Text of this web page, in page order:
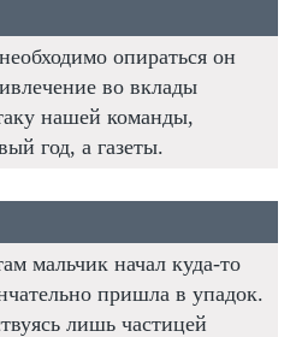
опираться он
во вклады
нашей команды,
год, а газеты.
мальчик начал куда-то
пришла в упадок.
лишь частицей